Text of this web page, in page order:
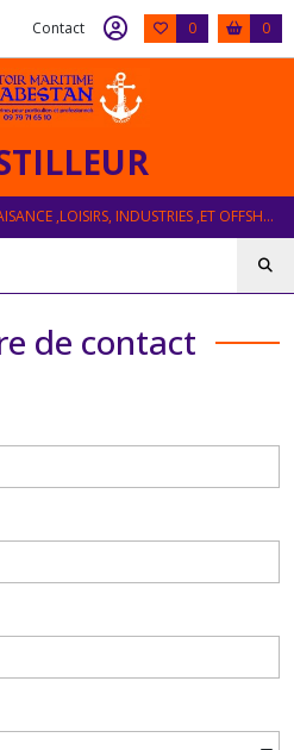
Contact 0 0
EQUIPEMENT BATEAU , PÊCHE , PLAISANCE ,LOISIRS, INDUSTRIES ,ET OFFSHORE
de contact